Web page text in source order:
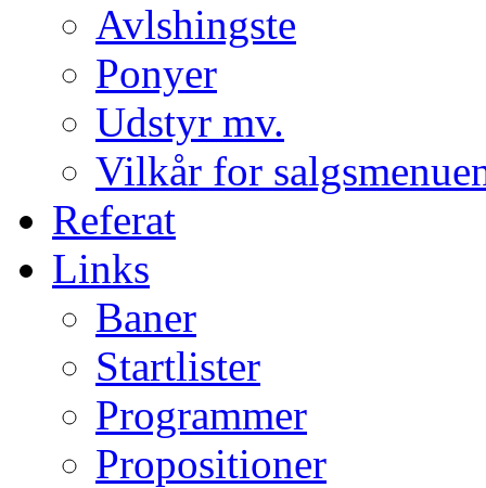
Avlshingste
Ponyer
Udstyr mv.
Vilkår for
Referat
Links
Baner
Startlister
Programmer
Propositioner